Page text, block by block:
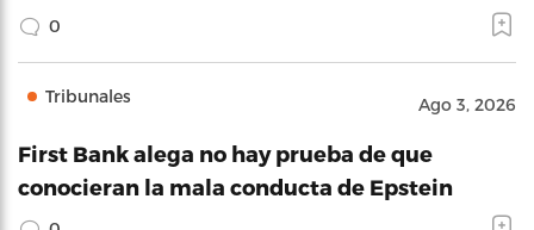
0
Tribunales Ago 3, 2026
First Bank alega no hay prueba de que
conocieran la mala conducta de Epstein